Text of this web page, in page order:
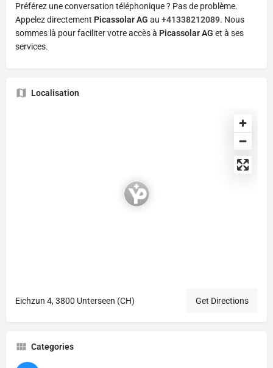
Préférez une conversation téléphonique ? Pas de problème.
Appelez directement Picassolar AG au +41338212089. Nous
sommes là pour faciliter votre accès à Picassolar AG et à ses
services.
Localisation
Eichzun 4, 3800 Unterseen (CH) Get Directions
Categories